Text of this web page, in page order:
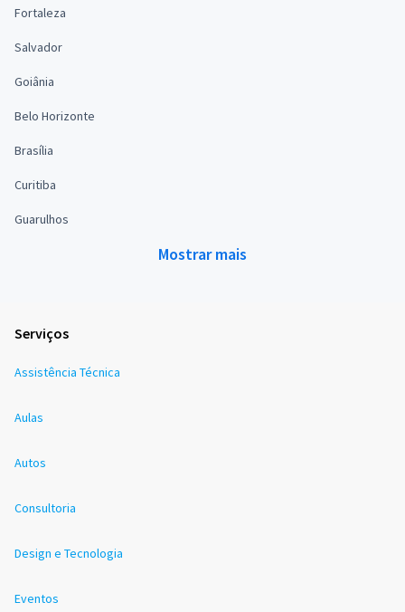
Fortaleza
Salvador
Goiânia
Belo Horizonte
Brasília
Curitiba
Guarulhos
Mostrar mais
Serviços
Assistência Técnica
Aulas
Autos
Consultoria
Design e Tecnologia
Eventos